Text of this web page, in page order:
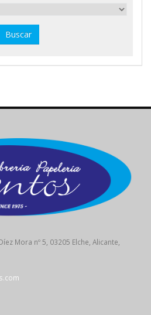
Mora nº 5, 03205 Elche, Alicante,